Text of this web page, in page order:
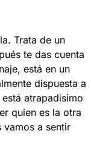
Trata de un
te das cuenta
está en un
dispuesta a
atrapadisimo
quien es la otra
vamos a sentir